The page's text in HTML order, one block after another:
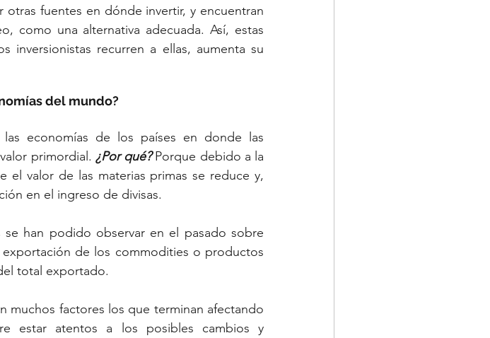
otras fuentes en dónde invertir, y encuentran
como una alternativa adecuada. Así, estas
inversionistas recurren a ellas, aumenta su
del mundo?
economías de los países en donde las
primordial. ¿Por qué? Porque debido a la
el valor de las materias primas se reduce y,
en el ingreso de divisas.
han podido observar en el pasado sobre
de los commodities o productos
total exportado.
muchos factores los que terminan afectando
estar atentos a los posibles cambios y